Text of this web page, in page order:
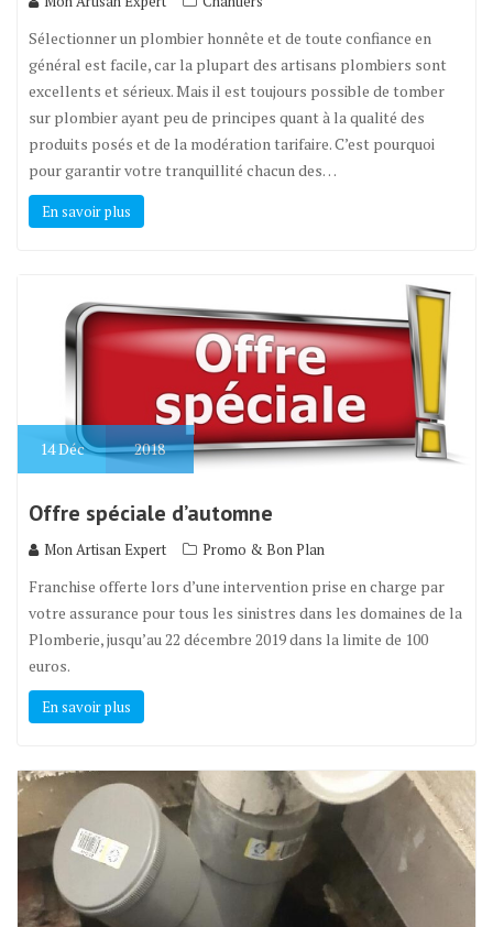
Sélectionner un plombier honnête et de toute confiance en
général est facile, car la plupart des artisans plombiers sont
excellents et sérieux. Mais il est toujours possible de tomber
sur plombier ayant peu de principes quant à la qualité des
produits posés et de la modération tarifaire. C’est pourquoi
pour garantir votre tranquillité chacun des…
En savoir plus
14Déc 2018
Offre spéciale d’automne
Mon Artisan Expert Promo & Bon Plan
Franchise offerte lors d’une intervention prise en charge par
votre assurance pour tous les sinistres dans les domaines de la
Plomberie, jusqu’au 22 décembre 2019 dans la limite de 100
euros.
En savoir plus